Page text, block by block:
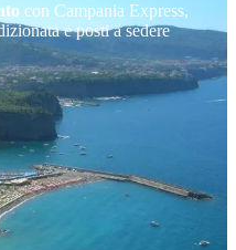
con Campania Express,
e posti a sedere